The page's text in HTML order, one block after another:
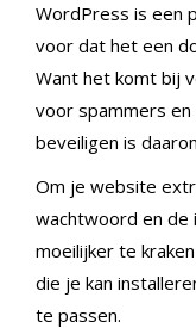
WordPress is een
voor dat het een
Want het komt bij
voor spammers
beveiligen is
Om je website
wachtwoord en de
moeilijker te
die je kan
te passen.